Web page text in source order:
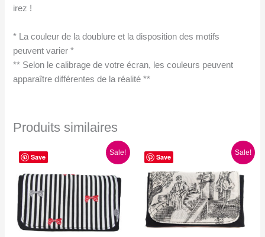
irez !
* La couleur de la doublure et la disposition des motifs
peuvent varier *
** Selon le calibrage de votre écran, les couleurs peuvent
apparaître différentes de la réalité **
Produits similaires
Save
Sale!
Save
Sale!